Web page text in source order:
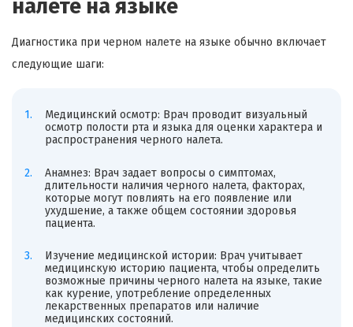
налете на языке
Диагностика при черном налете на языке обычно включает
следующие шаги:
Медицинский осмотр: Врач проводит визуальный
осмотр полости рта и языка для оценки характера и
распространения черного налета.
Анамнез: Врач задает вопросы о симптомах,
длительности наличия черного налета, факторах,
которые могут повлиять на его появление или
ухудшение, а также общем состоянии здоровья
пациента.
Изучение медицинской истории: Врач учитывает
медицинскую историю пациента, чтобы определить
возможные причины черного налета на языке, такие
как курение, употребление определенных
лекарственных препаратов или наличие
медицинских состояний.